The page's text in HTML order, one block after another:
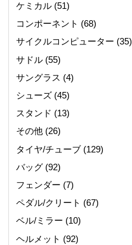
ケミカル(51)
コンポーネント (68)
サイクルコンピューター (35)
サドル(55)
サングラス (4)
シューズ(45)
スタンド (13)
その他(26)
タイヤ/チューブ(129)
バッグ(92)
フェンダー (7)
ペダル/クリート (67)
ベル/ミラー (10)
ヘルメット (92)